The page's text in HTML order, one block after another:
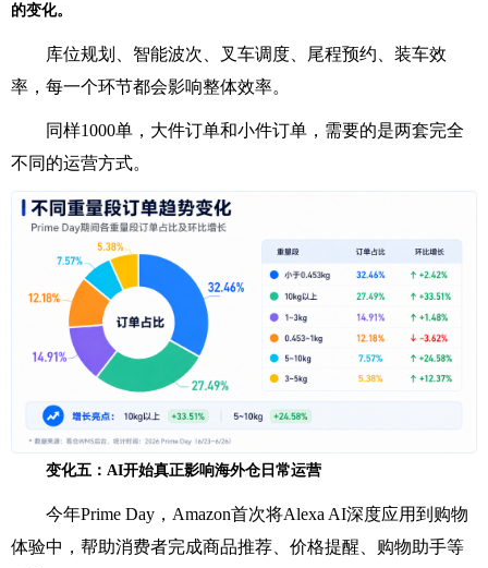
的变化。
库位规划、智能波次、叉车调度、尾程预约、装车效
率，每一个环节都会影响整体效率。
同样1000单，大件订单和小件订单，需要的是两套完全
不同的运营方式。
变化五：AI开始真正影响海外仓日常运营
今年Prime Day，Amazon首次将Alexa AI深度应用到购物
体验中，帮助消费者完成商品推荐、价格提醒、购物助手等